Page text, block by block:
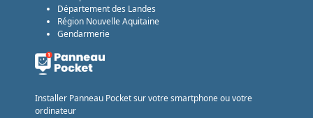
Département des Landes
Région Nouvelle Aquitaine
Gendarmerie
Installer Panneau Pocket sur votre smartphone ou votre
ordinateur